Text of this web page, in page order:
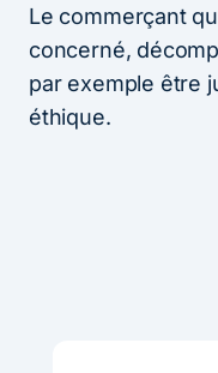
Le commerçant
concerné,
par exemple être
éthique.